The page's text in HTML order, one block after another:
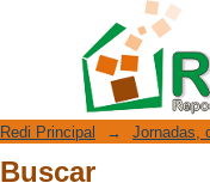
Repositorio Digital
Redi Principal → Jornadas,
Buscar